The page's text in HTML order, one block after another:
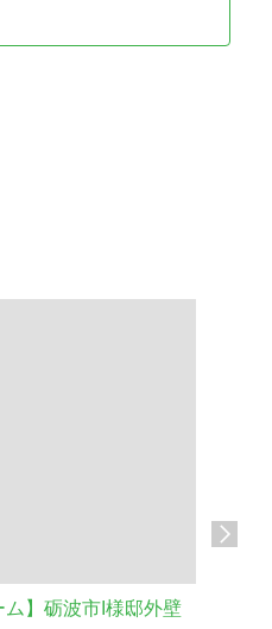
ム】砺波市I様邸外壁